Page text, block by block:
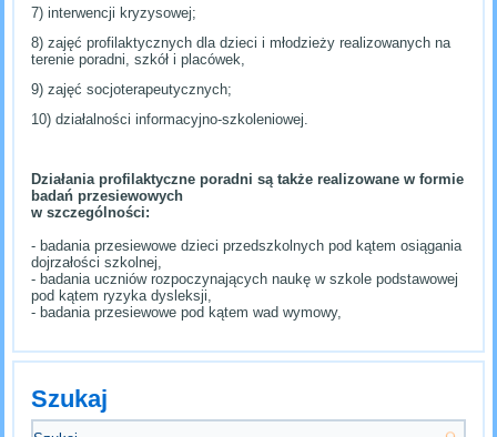
7) interwencji kryzysowej;
8) zajęć profilaktycznych dla dzieci i młodzieży realizowanych na
terenie poradni, szkół i placówek,
9) zajęć socjoterapeutycznych;
10) działalności informacyjno-szkoleniowej.
Działania profilaktyczne poradni są także realizowane w formie
badań przesiewowych
w szczególności:
- badania przesiewowe dzieci przedszkolnych pod kątem osiągania
dojrzałości szkolnej,
- badania uczniów rozpoczynających naukę w szkole podstawowej
pod kątem ryzyka dysleksji,
- badania przesiewowe pod kątem wad wymowy,
Szukaj